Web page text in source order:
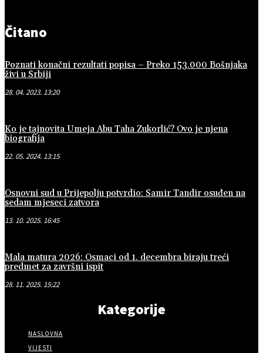
Čitano
Poznati konačni rezultati popisa – Preko 153.000 Bošnjaka
živi u Srbiji
28. 04. 2023. 13:20
Ko je tajnovita Umeja Abu Taha Zukorlić? Ovo je njena
biografija
22. 05. 2024. 13:15
Osnovni sud u Prijepolju potvrdio: Samir Tandir osuđen na
sedam mjeseci zatvora
13. 10. 2025. 16:45
Mala matura 2026: Osmaci od 1. decembra biraju treći
predmet za završni ispit
28. 11. 2025. 15:22
Kategorije
NASLOVNA
VIJESTI